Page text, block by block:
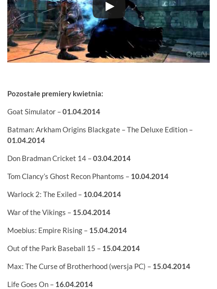
Pozostałe premiery kwietnia:
Goat Simulator –01.04.2014
Batman: Arkham Origins Blackgate – The Deluxe Edition –
01.04.2014
Don Bradman Cricket 14 –03.04.2014
Tom Clancy’s Ghost Recon Phantoms – 10.04.2014
Warlock 2: The Exiled – 10.04.2014
War of the Vikings – 15.04.2014
Moebius: Empire Rising – 15.04.2014
Out of the Park Baseball 15 – 15.04.2014
Max: The Curse of Brotherhood (wersja PC) – 15.04.2014
Life Goes On – 16.04.2014